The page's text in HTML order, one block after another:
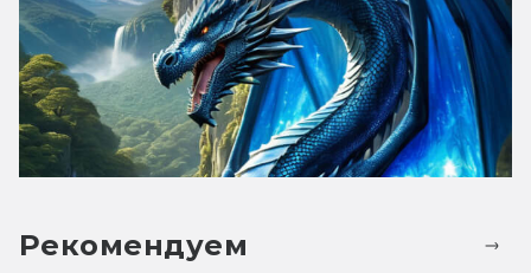
Рекомендуем